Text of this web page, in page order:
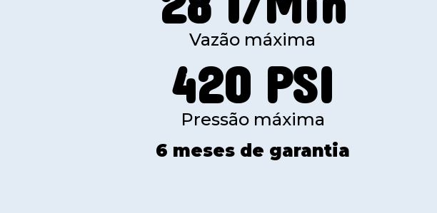
Vazão máxima
420 PSI
Pressão máxima
6 meses de garantia